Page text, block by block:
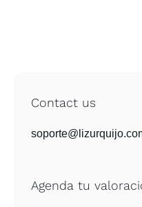
soporte@lizurquijo.com
+57 3103047658